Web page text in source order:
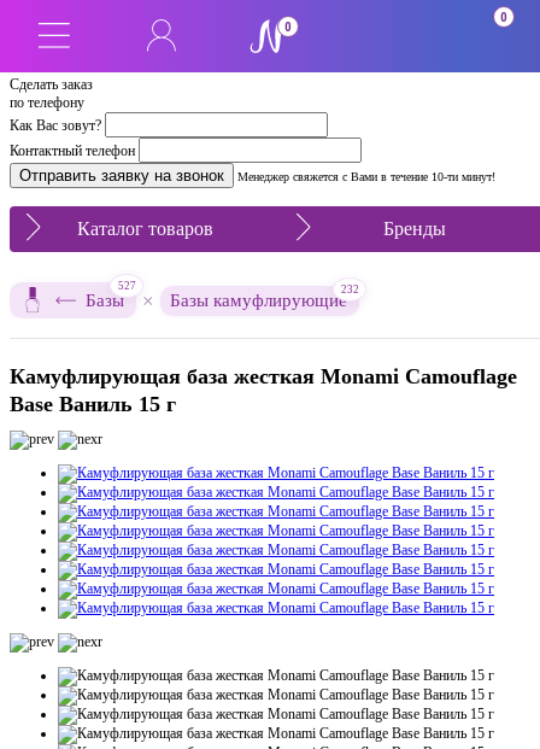
Сделать заказ
по телефону
Как Вас зовут?
Контактный телефон
Менеджер свяжется с Вами в течение 10-ти минут!
0
0
Каталог товаров Бренды
Базы
527
× Базы камуфлирующие
232
Камуфлирующая база жесткая Monami Camouflage
Base Ваниль 15 г